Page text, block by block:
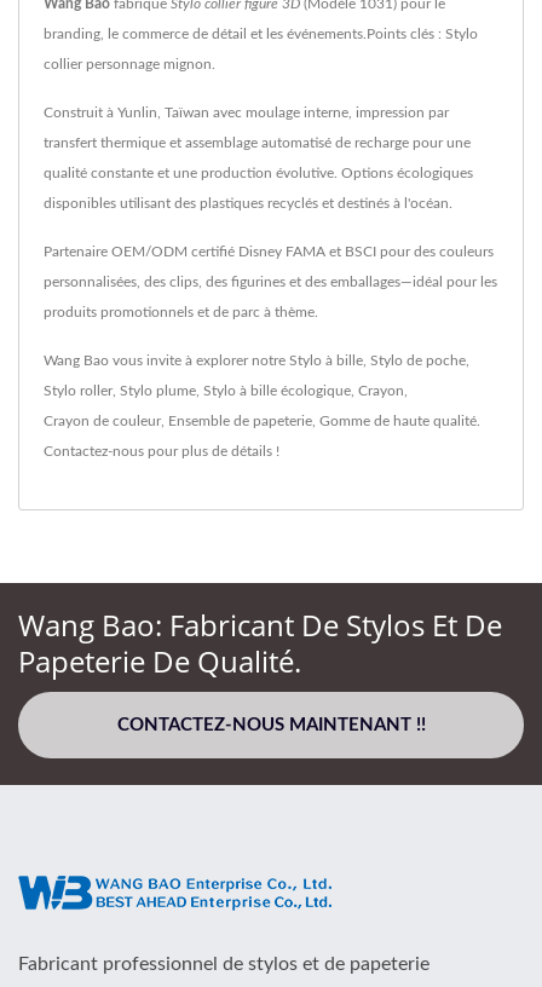
Wang Bao fabrique Stylo collier figure 3D (Modèle 1031) pour le
branding, le commerce de détail et les événements.Points clés : Stylo
collier personnage mignon.
Construit à Yunlin, Taïwan avec moulage interne, impression par
transfert thermique et assemblage automatisé de recharge pour une
qualité constante et une production évolutive. Options écologiques
disponibles utilisant des plastiques recyclés et destinés à l'océan.
Partenaire OEM/ODM certifié Disney FAMA et BSCI pour des couleurs
personnalisées, des clips, des figurines et des emballages—idéal pour les
produits promotionnels et de parc à thème.
Wang Bao vous invite à explorer notre Stylo à bille, Stylo de poche,
Stylo roller, Stylo plume, Stylo à bille écologique, Crayon,
Crayon de couleur, Ensemble de papeterie, Gomme de haute qualité.
Contactez-nous pour plus de détails !
Wang Bao: Fabricant De Stylos Et De
Papeterie De Qualité.
CONTACTEZ-NOUS MAINTENANT !!
Fabricant professionnel de stylos et de papeterie